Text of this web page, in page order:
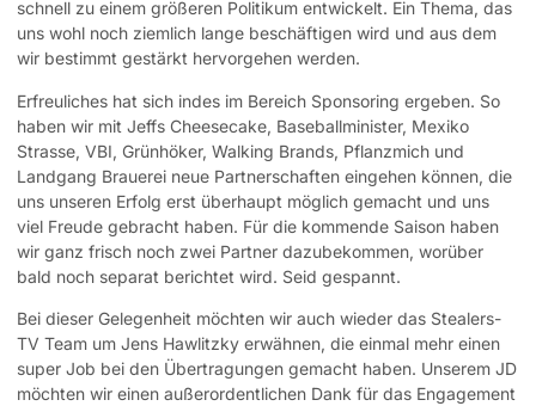
schnell zu einem größeren Politikum entwickelt. Ein Thema, das
uns wohl noch ziemlich lange beschäftigen wird und aus dem
wir bestimmt gestärkt hervorgehen werden.
Erfreuliches hat sich indes im Bereich Sponsoring ergeben. So
haben wir mit Jeffs Cheesecake, Baseballminister, Mexiko
Strasse, VBI, Grünhöker, Walking Brands, Pflanzmich und
Landgang Brauerei neue Partnerschaften eingehen können, die
uns unseren Erfolg erst überhaupt möglich gemacht und uns
viel Freude gebracht haben. Für die kommende Saison haben
wir ganz frisch noch zwei Partner dazubekommen, worüber
bald noch separat berichtet wird. Seid gespannt.
Bei dieser Gelegenheit möchten wir auch wieder das Stealers-
TV Team um Jens Hawlitzky erwähnen, die einmal mehr einen
super Job bei den Übertragungen gemacht haben. Unserem JD
möchten wir einen außerordentlichen Dank für das Engagement